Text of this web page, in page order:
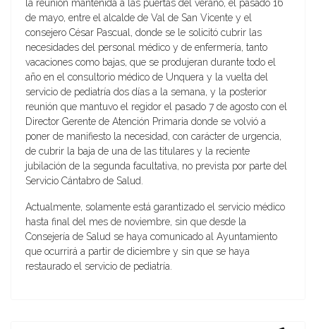
la reunión mantenida a las puertas del verano, el pasado 16
de mayo, entre el alcalde de Val de San Vicente y el
consejero César Pascual, donde se le solicitó cubrir las
necesidades del personal médico y de enfermería, tanto
vacaciones como bajas, que se produjeran durante todo el
año en el consultorio médico de Unquera y la vuelta del
servicio de pediatría dos días a la semana, y la posterior
reunión que mantuvo el regidor el pasado 7 de agosto con el
Director Gerente de Atención Primaria donde se volvió a
poner de manifiesto la necesidad, con carácter de urgencia,
de cubrir la baja de una de las titulares y la reciente
jubilación de la segunda facultativa, no prevista por parte del
Servicio Cántabro de Salud.
Actualmente, solamente está garantizado el servicio médico
hasta final del mes de noviembre, sin que desde la
Consejería de Salud se haya comunicado al Ayuntamiento
que ocurrirá a partir de diciembre y sin que se haya
restaurado el servicio de pediatría.